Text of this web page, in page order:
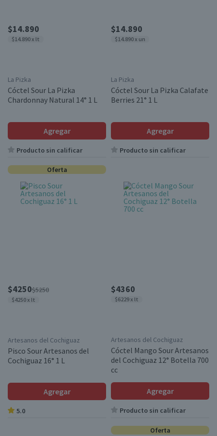
$14.890
$14.890 x lt
La Pizka
Cóctel Sour La Pizka
Chardonnay Natural 14° 1 L
Agregar
Producto sin calificar
$14.890
$14.890 x un
La Pizka
Cóctel Sour La Pizka Calafate
Berries 21° 1 L
Agregar
Producto sin calificar
Oferta
$4250$5250
$4250 x lt
Artesanos del Cochiguaz
Pisco Sour Artesanos del
Cochiguaz 16° 1 L
Agregar
5.0
$4360
$6229 x lt
Artesanos del Cochiguaz
Cóctel Mango Sour Artesanos
del Cochiguaz 12° Botella 700
cc
Agregar
Producto sin calificar
Oferta